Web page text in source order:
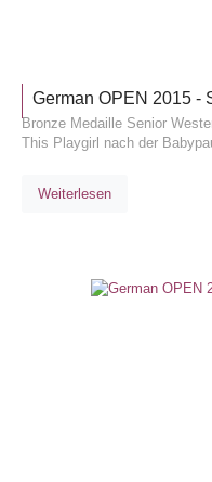
German OPEN 2015 -
Bronze Medaille Senior
This Playgirl nach der
Weiterlesen